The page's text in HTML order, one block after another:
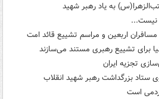
به یاد رهبر شهید
نیست...
مسافران اربعین و مراسم تشییع قائد امت
برای تشییع رهبری مستند می‌سازند
تجزیه ایران
بزرگداشت رهبر شهید انقلاب
است